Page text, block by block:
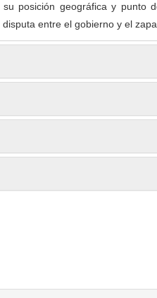
posición geográfica y punto
entre el gobierno y el